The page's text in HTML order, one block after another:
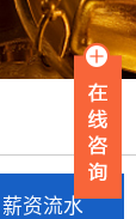
薪资流水